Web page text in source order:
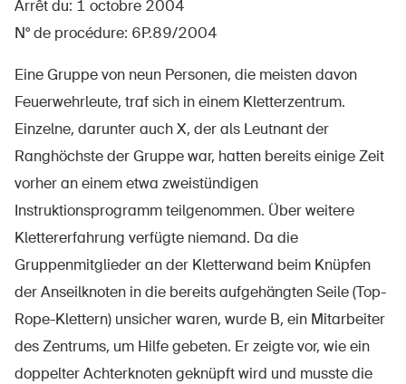
Seniors
École
Entreprises
À propos du BPA
Médias
Sinus Plus
Campagnes
Postes vacants
Arrêt du: 1 octobre 2004
N° de procédure: 6P.89/2004
Eine Gruppe von neun Personen, die meisten davon
Feuerwehrleute, traf sich in einem Kletterzentrum.
Einzelne, darunter auch X, der als Leutnant der
Ranghöchste der Gruppe war, hatten bereits einige Zeit
vorher an einem etwa zweistündigen
Instruktionsprogramm teilgenommen. Über weitere
Klettererfahrung verfügte niemand. Da die
Gruppenmitglieder an der Kletterwand beim Knüpfen
der Anseilknoten in die bereits aufgehängten Seile (Top-
Rope-Klettern) unsicher waren, wurde B, ein Mitarbeiter
des Zentrums, um Hilfe gebeten. Er zeigte vor, wie ein
doppelter Achterknoten geknüpft wird und musste die